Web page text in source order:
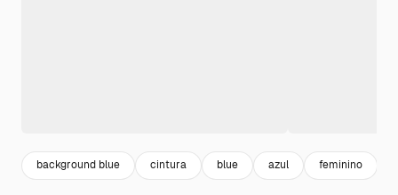
background blue cintura blue azul feminino